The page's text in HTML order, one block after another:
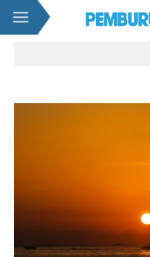
Mentawai(Lances Right)
Benkulu